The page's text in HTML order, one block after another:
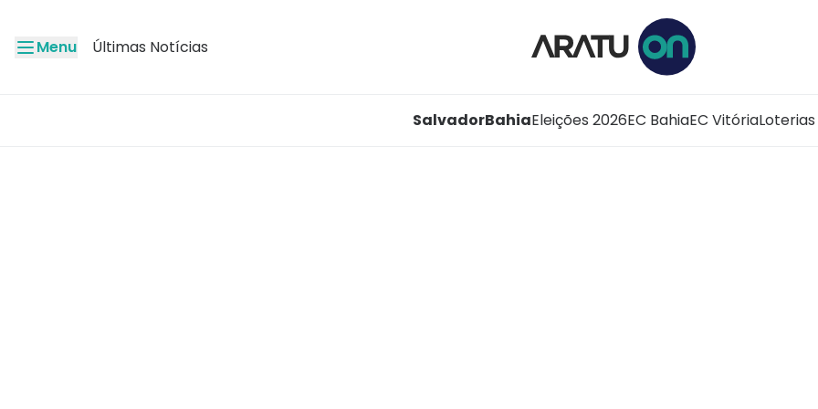
Menu Últimas Notícias
SalvadorBahiaEleições 2026EC BahiaEC VitóriaLoterias